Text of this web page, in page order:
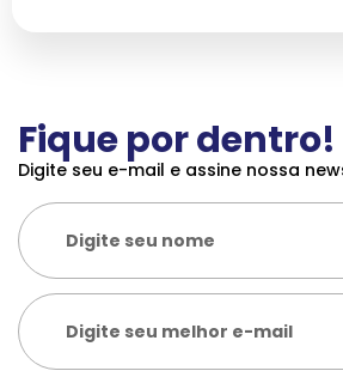
Fique por dentro!
Digite seu e-mail e assine nossa